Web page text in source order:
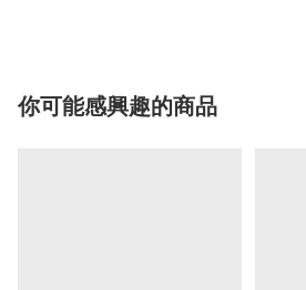
你可能感興趣的商品